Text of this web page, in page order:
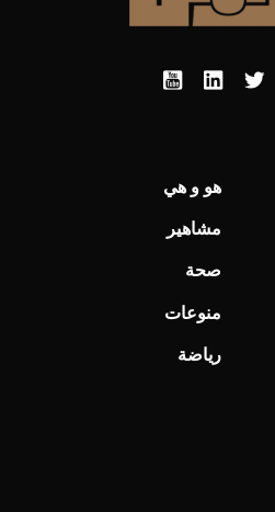
هو و هي
مشاهير
صحة
منوعات
رياضة